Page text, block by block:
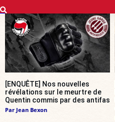
[ENQUÊTE] Nos nouvelles
révélations sur le meurtre de
Quentin commis par des antifas
Par Jean Bexon